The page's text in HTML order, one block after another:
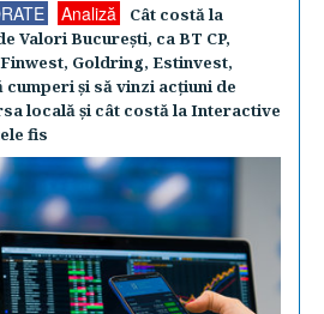
Analiză
Cât costă la
Valori Bucureşti, ca BT CP,
Goldring, Estinvest,
şi să vinzi acţiuni de
locală şi cât costă la Interactive
fis